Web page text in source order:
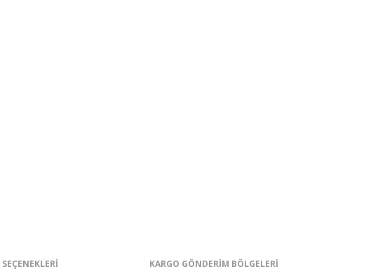
KARGO GÖNDERİM BÖLGELERİ